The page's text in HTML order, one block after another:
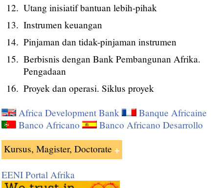
Utang inisiatif bantuan lebih-pihak
Instrumen keuangan
Pinjaman dan tidak-pinjaman instrumen
Berbisnis dengan Bank Pembangunan Afrika.
Pengadaan
Proyek dan operasi. Siklus proyek
Africa Development Bank
Banque Africaine
Banco Africano
Banco Africano Desarrollo
Kursus, Magister, Doctorate
Pelatihan yang disediakan oleh EENI Global Business
EENI Portal Afrika